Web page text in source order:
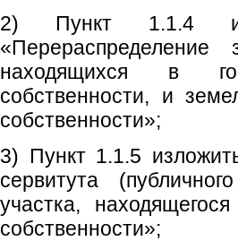
2) Пункт 1.1.4
находящихся в
собственности, и
собственности»;
3) Пункт 1.1.5
сервитута
участка,
собственности»;